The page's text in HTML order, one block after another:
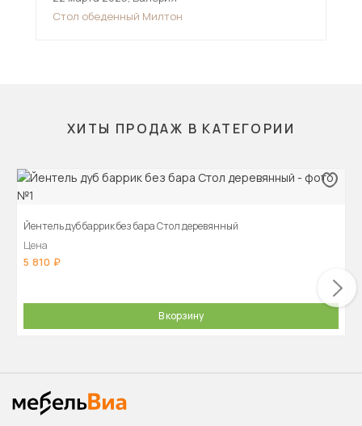
Стол обеденный Милтон
ХИТЫ ПРОДАЖ В КАТЕГОРИИ
Йентель дуб баррик без бара Стол деревянный
Цена
5 810
В корзину